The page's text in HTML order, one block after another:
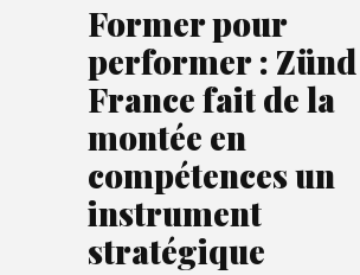
Former pour
performer : Zünd
France fait de la
montée en
compétences un
instrument
stratégique